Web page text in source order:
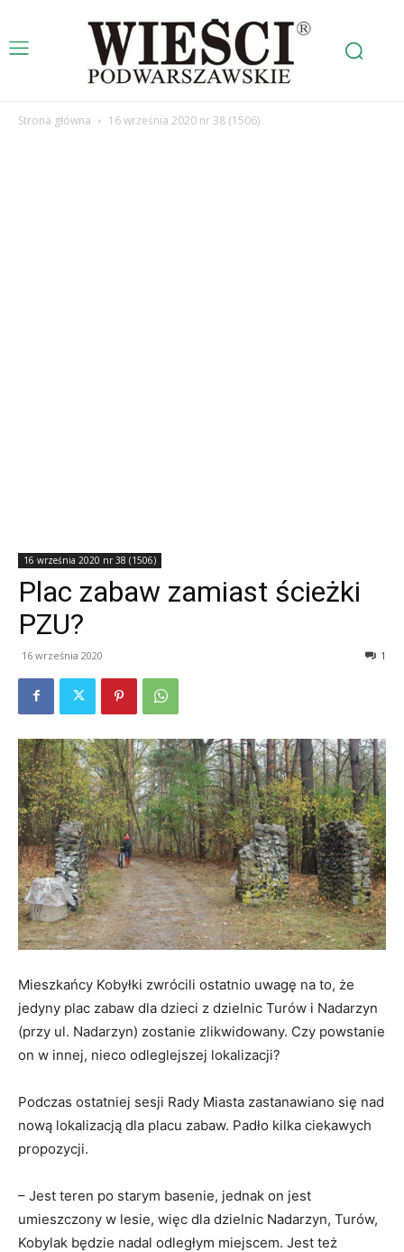
Strona główna 16 września 2020 nr 38 (1506)
16 września 2020 nr 38 (1506)
Plac zabaw zamiast ścieżki
PZU?
16 września 2020 1
Mieszkańcy Kobyłki zwrócili ostatnio uwagę na to, że
jedyny plac zabaw dla dzieci z dzielnic Turów i Nadarzyn
(przy ul. Nadarzyn) zostanie zlikwidowany. Czy powstanie
on w innej, nieco odleglejszej lokalizacji?
Podczas ostatniej sesji Rady Miasta zastanawiano się nad
nową lokalizacją dla placu zabaw. Padło kilka ciekawych
propozycji.
– Jest teren po starym basenie, jednak on jest
umieszczony w lesie, więc dla dzielnic Nadarzyn, Turów,
Kobylak będzie nadal odległym miejscem. Jest też